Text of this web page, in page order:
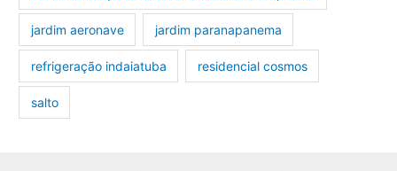
jardim aeronave jardim paranapanema
refrigeração indaiatuba residencial cosmos
salto